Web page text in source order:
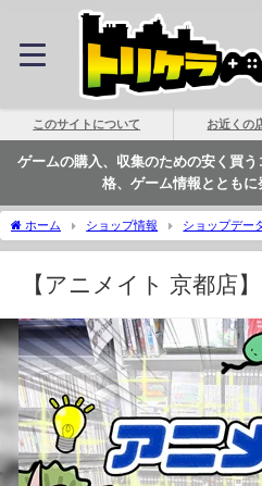
このサイトについて お近くの
ゲームの購入、収集のための安く買
格、ゲーム情報とともに
ホーム ショップ情報 ショップデー
ショップデータ | トリケラクエスト
【アニメイト 京都店